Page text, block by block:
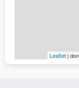
Leaflet |